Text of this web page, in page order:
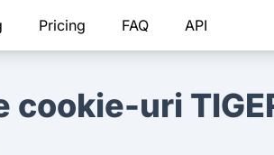
Pricing FAQ API
cookie-uri